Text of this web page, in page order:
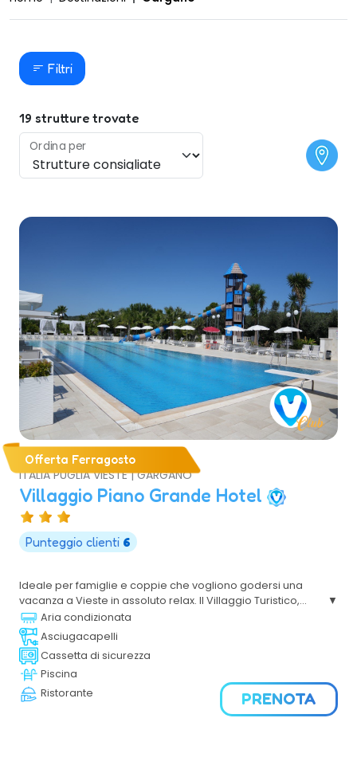
Filtri
19 strutture trovate
Ordina per
Offerta Ferragosto
ITALIA PUGLIA VIESTE | GARGANO
Villaggio Piano Grande Hotel
Punteggio clienti 6
Ideale per famiglie e coppie che vogliono godersi una
vacanza a Vieste in assoluto relax. Il Villaggio Turistico,
immerso nel verde, si trova sul tratto di costa che va da
Vieste a Peschici, in uno degli scenari più suggestivi del
Gargano.
Aria condizionata
Asciugacapelli
Cassetta di sicurezza
Piscina
Ristorante
PRENOTA